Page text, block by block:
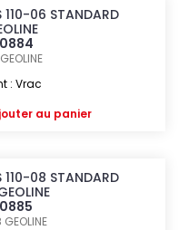
110-06 STANDARD
GEOLINE
: Vrac
au panier
110-08 STANDARD
GEOLINE